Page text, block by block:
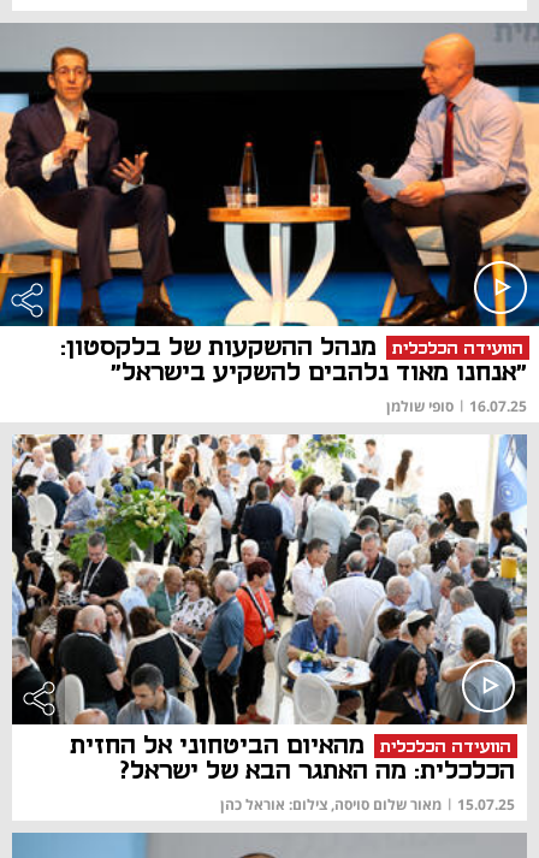
הוועידה הכלכלית
מנהל ההשקעות של בלקסטון:
"אנחנו מאוד נלהבים להשקיע בישראל"
16.07.25
| סופי שולמן
הוועידה הכלכלית
מהאיום הביטחוני אל החזית
הכלכלית: מה האתגר הבא של ישראל?
15.07.25
| מאור שלום סויסה, צילום: אוראל כהן